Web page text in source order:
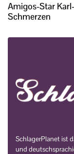
Amigos-Star
Schmerzen
SchlagerPlanet ist
und